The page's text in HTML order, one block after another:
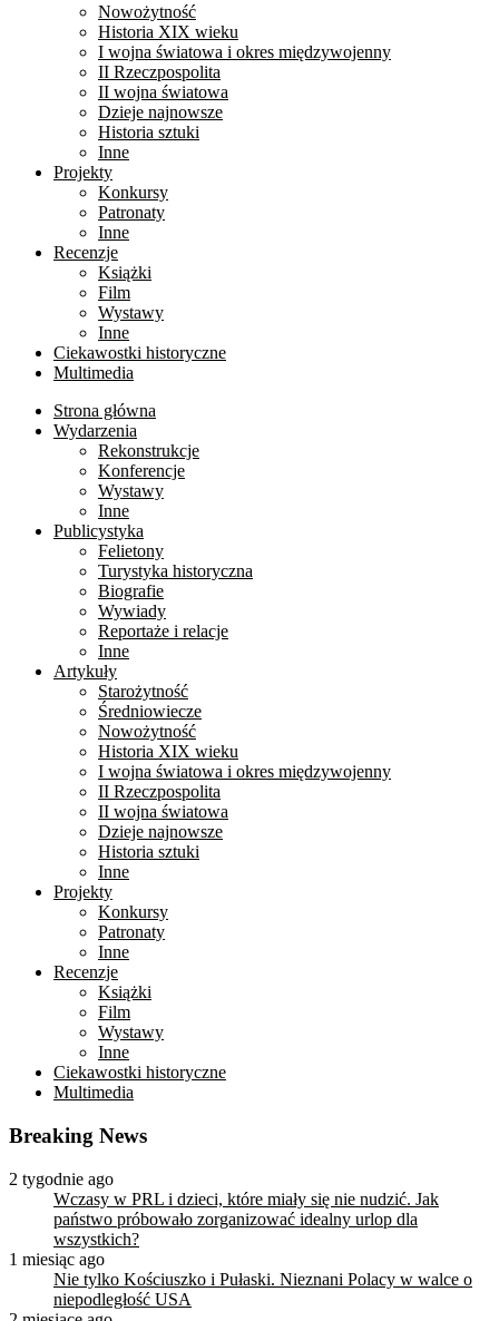
Nowożytność
Historia XIX wieku
I wojna światowa i okres międzywojenny
II Rzeczpospolita
II wojna światowa
Dzieje najnowsze
Historia sztuki
Inne
Projekty
Konkursy
Patronaty
Inne
Recenzje
Książki
Film
Wystawy
Inne
Ciekawostki historyczne
Multimedia
Strona główna
Wydarzenia
Rekonstrukcje
Konferencje
Wystawy
Inne
Publicystyka
Felietony
Turystyka historyczna
Biografie
Wywiady
Reportaże i relacje
Inne
Artykuły
Starożytność
Średniowiecze
Nowożytność
Historia XIX wieku
I wojna światowa i okres międzywojenny
II Rzeczpospolita
II wojna światowa
Dzieje najnowsze
Historia sztuki
Inne
Projekty
Konkursy
Patronaty
Inne
Recenzje
Książki
Film
Wystawy
Inne
Ciekawostki historyczne
Multimedia
Breaking News
2 tygodnie ago
Wczasy w PRL i dzieci, które miały się nie nudzić. Jak
państwo próbowało zorganizować idealny urlop dla
wszystkich?
1 miesiąc ago
Nie tylko Kościuszko i Pułaski. Nieznani Polacy w walce o
niepodległość USA